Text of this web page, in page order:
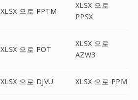
XLSX 으로 PPTM
XLSX 으로
PPSX
XLSX 으로 POT
XLSX 으로
AZW3
XLSX 으로 DJVU XLSX 으로 PPM